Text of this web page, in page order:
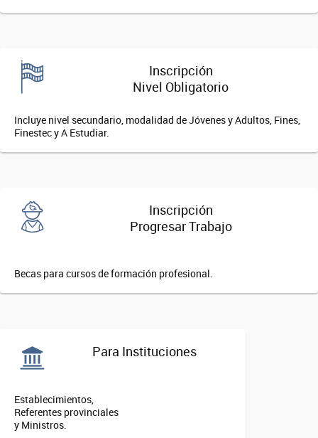
Inscripción
Nivel Obligatorio
Incluye nivel secundario, modalidad de Jóvenes y Adultos, Fines,
Finestec y A Estudiar.
Inscripción
Progresar Trabajo
Becas para cursos de formación profesional.
Para Instituciones
Establecimientos,
Referentes provinciales
y Ministros.